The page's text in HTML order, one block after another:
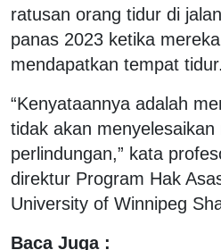
ratusan orang tidur di
panas 2023 ketika
mendapatkan tempat tidur.
“Kenyataannya adalah
tidak akan
perlindungan,” kata
direktur Program Hak
University of Winnipeg
Baca Juga :